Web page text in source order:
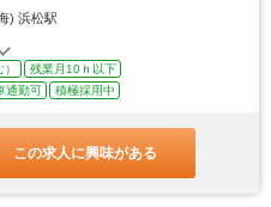
) 浜松駅
残業月10ｈ以下
通勤可 積極採用中
この求人に興味がある